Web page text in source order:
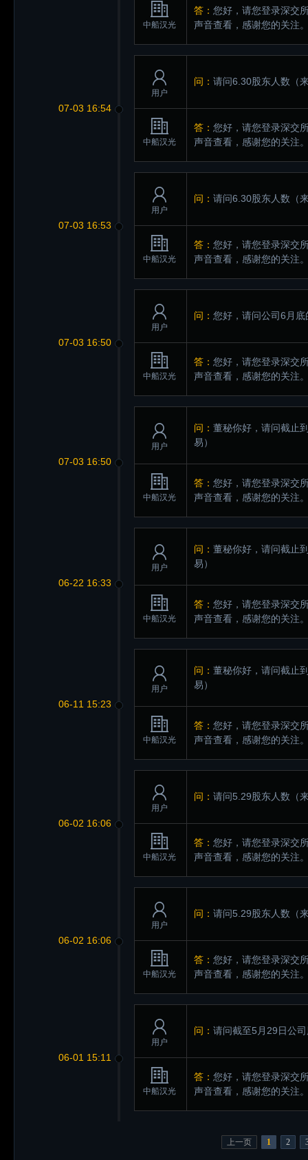
中船汉光
答： 您好，请您登录深交
声音查看，感谢您的关注
07-03 16:54
用户
问： 请问6.30股东人数 （
中船汉光
答： 您好，请您登录深交
声音查看，感谢您的关注
07-03 16:53
用户
问： 请问6.30股东人数 （
中船汉光
答： 您好，请您登录深交
声音查看，感谢您的关注
07-03 16:50
用户
问： 您好，请问公司6月
中船汉光
答： 您好，请您登录深交
声音查看，感谢您的关注
07-03 16:50
用户
问： 董秘你好，请问截止
易）
中船汉光
答： 您好，请您登录深交
声音查看，感谢您的关注
06-22 16:33
用户
问： 董秘你好，请问截止
易）
中船汉光
答： 您好，请您登录深交
声音查看，感谢您的关注
06-11 15:23
用户
问： 董秘你好，请问截止
易）
中船汉光
答： 您好，请您登录深交
声音查看，感谢您的关注
06-02 16:06
用户
问： 请问5.29股东人数 （
中船汉光
答： 您好，请您登录深交
声音查看，感谢您的关注
06-02 16:06
用户
问： 请问5.29股东人数 （
中船汉光
答： 您好，请您登录深交
声音查看，感谢您的关注
06-01 15:11
用户
问： 请问截至5月29日公
中船汉光
答： 您好，请您登录深交
声音查看，感谢您的关注
上一页 1 2